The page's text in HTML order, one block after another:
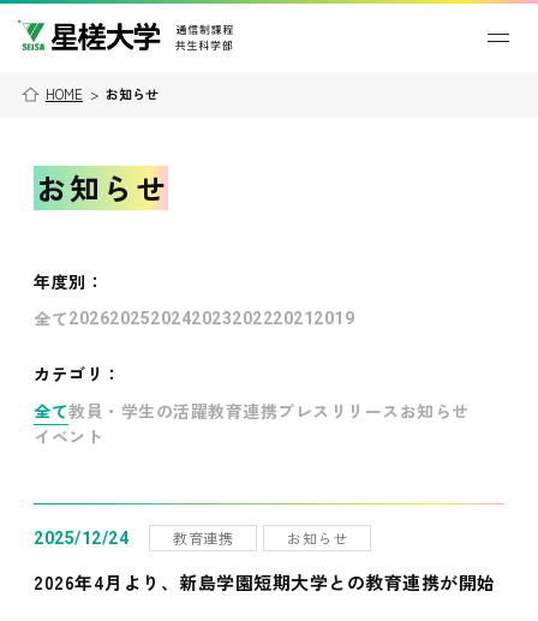
HOME > お知らせ
お知らせ
年度別 ：
全て202620252024202320222021 2019
カテゴリ：
全て教員・学生の活躍教育連携プレスリリース お知らせ
イベント
2025/12/24 教育連携 お知らせ
2026年4月より、新島学園短期大学との教育連携が開始